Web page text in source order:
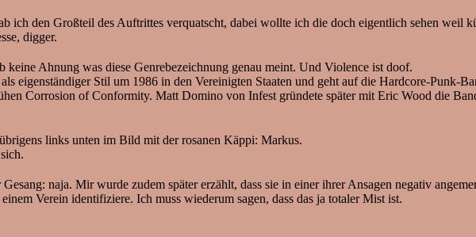
den Großteil des Auftrittes verquatscht, dabei wollte ich die doch eigentlich sehen weil
digger.
keine Ahnung was diese Genrebezeichnung genau meint. Und Violence ist doof.
eigenständiger Stil um 1986 in den Vereinigten Staaten und geht auf die Hardcore-
Corrosion of Conformity. Matt Domino von Infest gründete später mit Eric Wood die
links unten im Bild mit der rosanen Käppi: Markus.
naja. Mir wurde zudem später erzählt, dass sie in einer ihrer Ansagen negativ
Verein identifiziere. Ich muss wiederum sagen, dass das ja totaler Mist ist.